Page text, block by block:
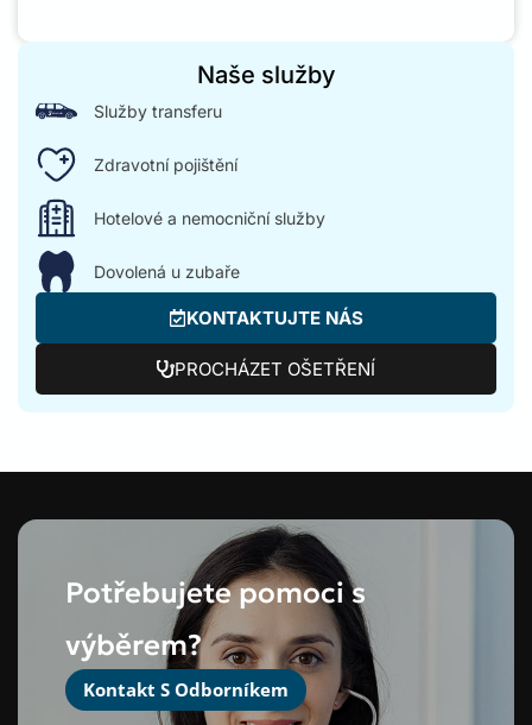
Naše služby
Služby transferu
Zdravotní pojištění
Hotelové a nemocniční služby
Dovolená u zubaře
KONTAKTUJTE NÁS
PROCHÁZET OŠETŘENÍ
Potřebujete pomoci s
výběrem?
Kontakt S Odborníkem